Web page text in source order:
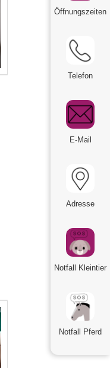
Öffnungszeiten
Telefon
E-Mail
Adresse
Notfall Kleintier
Notfall Pferd